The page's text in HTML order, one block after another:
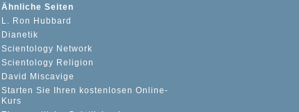
Ähnliche Seiten
L. Ron Hubbard
Dianetik
Scientology Network
Scientology Religion
David Miscavige
Starten Sie Ihren kostenlosen Online-
Kurs